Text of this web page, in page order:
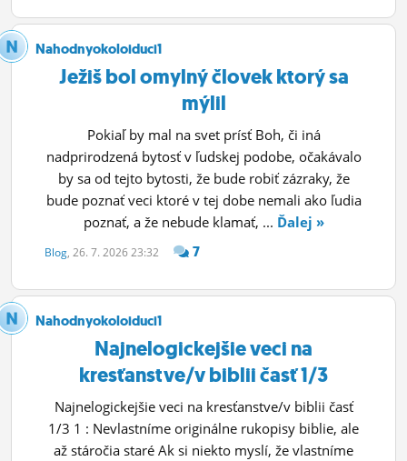
MÔJ PROFIL
NASTAVENIA
Nahodnyokoloiduci1
Ježiš bol omylný človek ktorý sa
mýlil
Pokiaľ by mal na svet prísť Boh, či iná
nadprirodzená bytosť v ľudskej podobe, očakávalo
by sa od tejto bytosti, že bude robiť zázraky, že
bude poznať veci ktoré v tej dobe nemali ako ľudia
poznať, a že nebude klamať, ... Ďalej »
Blog, 26. 7. 2026 23:32 7
Nahodnyokoloiduci1
Najnelogickejšie veci na
kresťanstve/v biblii časť 1/3
Najnelogickejšie veci na kresťanstve/v biblii časť
1/3 1 : Nevlastníme originálne rukopisy biblie, ale
až stáročia staré Ak si niekto myslí, že vlastníme